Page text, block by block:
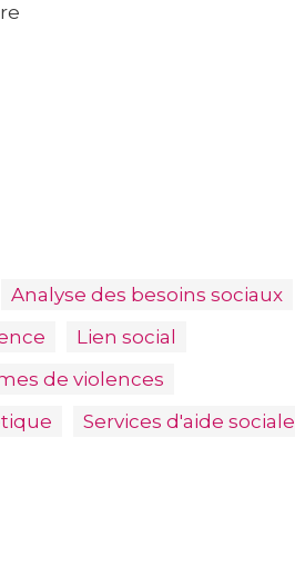
Analyse des besoins sociaux
Lien social
de violences
Services d'aide